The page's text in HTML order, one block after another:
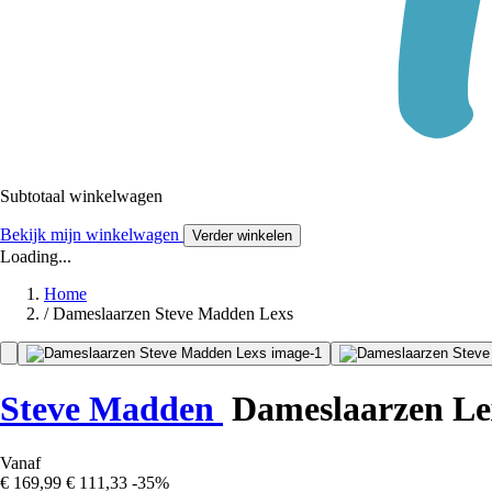
Subtotaal winkelwagen
Bekijk mijn winkelwagen Verder winkelen
Loading...
Home
/ Dameslaarzen Steve Madden Lexs
Steve Madden Dameslaarzen
Vanaf
€ 169,99 € 111,33 -35%